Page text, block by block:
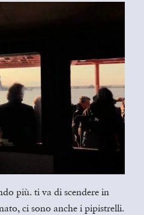
più. ti va di scendere in
ci sono anche i pipistrelli.